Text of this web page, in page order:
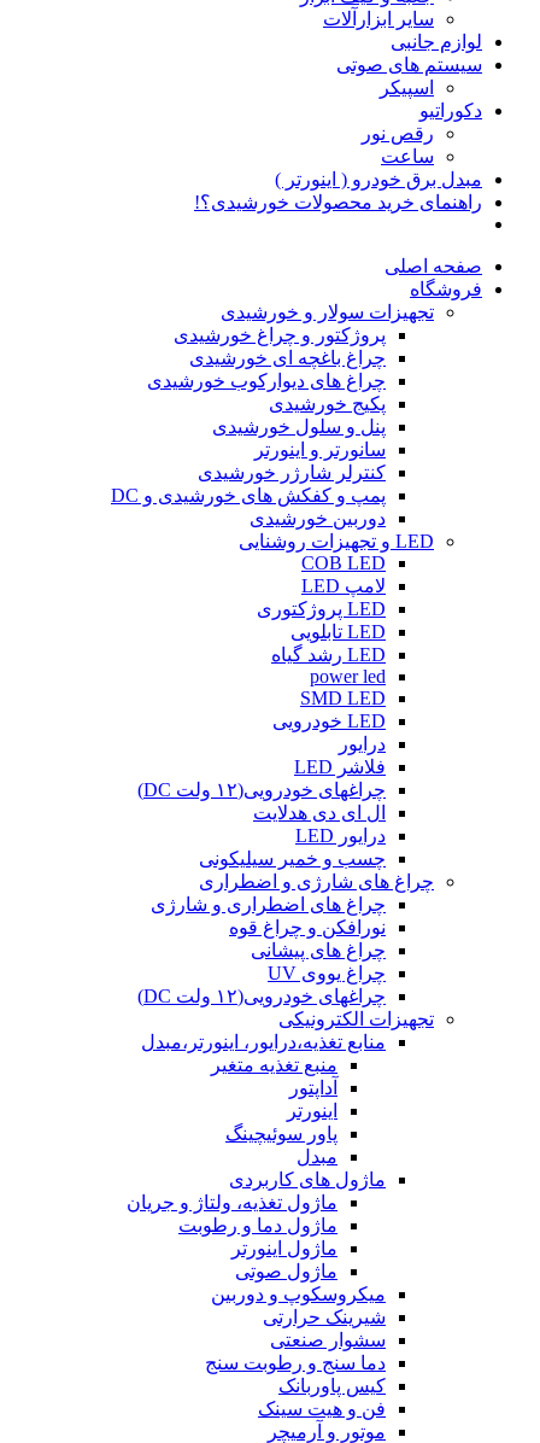
سایر ابزارآلات
لوازم جانبی
سیستم های صوتی
اسپیکر
دکوراتیو
رقص نور
ساعت
مبدل برق خودرو ( اینورتر )
راهنمای خرید محصولات خورشیدی؟!
صفحه اصلی
فروشگاه
تجهیزات سولار و خورشیدی
پروژکتور و چراغ خورشیدی
چراغ باغچه ای خورشیدی
چراغ های دیوارکوب خورشیدی
پکیج خورشیدی
پنل و سلول خورشیدی
سانورتر و اینورتر
کنترلر شارژر خورشیدی
پمپ و کفکش های خورشیدی و DC
دوربین خورشیدی
LED و تجهیزات روشنایی
COB LED
لامپ LED
LED پروژکتوری
LED تابلویی
LED رشد گیاه
power led
SMD LED
LED خودرویی
درایور
فلاشر LED
چراغهای خودرویی(۱۲ ولت DC)
ال ای دی هدلایت
درایور LED
چسب و خمیر سیلیکونی
چراغ های شارژی و اضطراری
چراغ های اضطراری و شارژی
نورافکن و چراغ قوه
چراغ های پیشانی
چراغ یووی UV
چراغهای خودرویی(۱۲ ولت DC)
تجهیزات الکترونیکی
منابع تغذیه،درایور، اینورتر،مبدل
منبع تغذیه متغیر
آداپتور
اینورتر
پاور سوئیچینگ
مبدل
ماژول های کاربردی
ماژول تغذیه، ولتاژ و جریان
ماژول دما و رطوبت
ماژول اینورتر
ماژول صوتی
میکروسکوپ و دوربین
شیرینک حرارتی
سشوار صنعتی
دما سنج و رطوبت سنج
کیس پاوربانک
فن و هیت سینک
موتور و آرمیچر